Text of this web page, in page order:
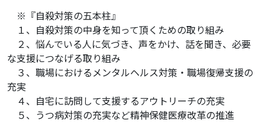
※『自殺対策の五本柱』
１、自殺対策の中身を知って頂くための取り組み
２、悩んでいる人に気づき、声をかけ、話を聞き、必要
な支援につなげる取り組み
３、職場におけるメンタルヘルス対策・職場復帰支援の
充実
４、自宅に訪問して支援するアウトリーチの充実
５、うつ病対策の充実など精神保健医療改革の推進